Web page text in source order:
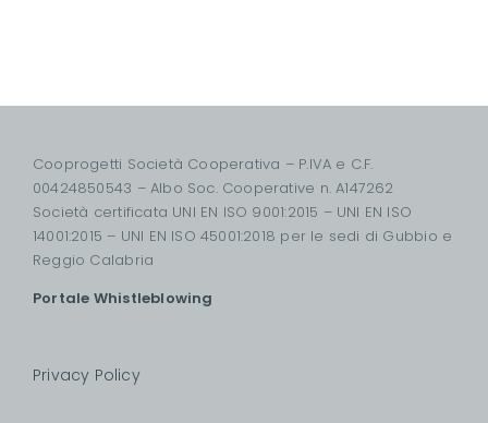
Cooprogetti Società Cooperativa – P.IVA e C.F.
00424850543 – Albo Soc. Cooperative n. A147262
Società certificata UNI EN ISO 9001:2015 – UNI EN ISO
14001:2015 – UNI EN ISO 45001:2018 per le sedi di Gubbio e
Reggio Calabria
Portale Whistleblowing
Privacy Policy